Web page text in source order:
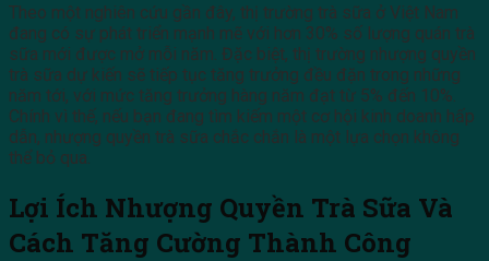
Theo một nghiên cứu gần đây, thị trường trà sữa ở Việt Nam
đang có sự phát triển mạnh mẽ với hơn 30% số lượng quán trà
sữa mới được mở mỗi năm. Đặc biệt, thị trường nhượng quyền
trà sữa dự kiến sẽ tiếp tục tăng trưởng đều đặn trong những
năm tới, với mức tăng trưởng hàng năm đạt từ 5% đến 10%.
Chính vì thế, nếu bạn đang tìm kiếm một cơ hội kinh doanh hấp
dẫn, nhượng quyền trà sữa chắc chắn là một lựa chọn không
thể bỏ qua.
Lợi Ích Nhượng Quyền Trà Sữa Và
Cách Tăng Cường Thành Công